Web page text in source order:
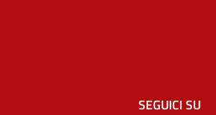
SEGUICI SU